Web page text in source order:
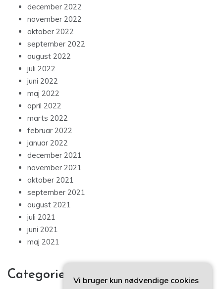
december 2022
november 2022
oktober 2022
september 2022
august 2022
juli 2022
juni 2022
maj 2022
april 2022
marts 2022
februar 2022
januar 2022
december 2021
november 2021
oktober 2021
september 2021
august 2021
juli 2021
juni 2021
maj 2021
Categories Vi bruger kun nødvendige cookies